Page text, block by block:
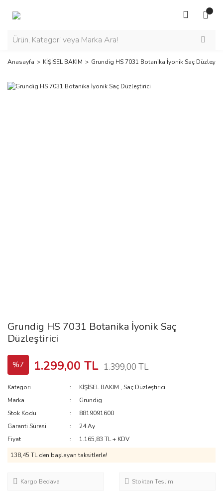
Anasayfa KİŞİSEL BAKIM Grundig HS 7031 Botanika İyonik Saç
Grundig HS 7031 Botanika İyonik Saç
Düzleştirici
%7 1.299,00 TL 1.399,00 TL
Kategori KİŞİSEL BAKIM ,Saç Düzleştirici
Marka
Grundig
Stok Kodu
8819091600
Garanti Süresi
24 Ay
Fiyat
1.165,83 TL + KDV
138,45 TLden başlayan taksitlerle!
Kargo Bedava Stoktan Teslim